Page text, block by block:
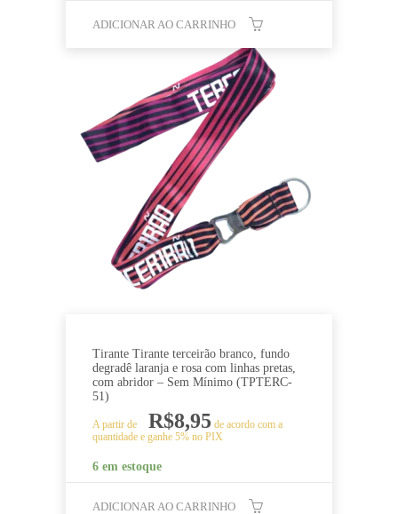
ADICIONAR AO CARRINHO
Tirante Tirante terceirão branco, fundo
degradê laranja e rosa com linhas pretas,
com abridor – Sem Mínimo (TPTERC-
51)
A partir de R$8,95 de acordo com a
quantidade e ganhe 5% no PIX
6 em estoque
ADICIONAR AO CARRINHO